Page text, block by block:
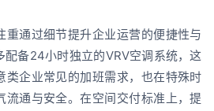
重通过细节提升企业运营的便捷性与
配备24小时独立的VRV空调系统，这
类企业常见的加班需求，也在特殊时
流通与安全。在空间交付标准上，提